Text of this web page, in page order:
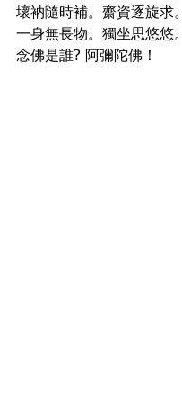
壞衲隨時補。齋資逐旋求。
一身無長物。獨坐思悠悠。
念佛是誰? 阿彌陀佛！